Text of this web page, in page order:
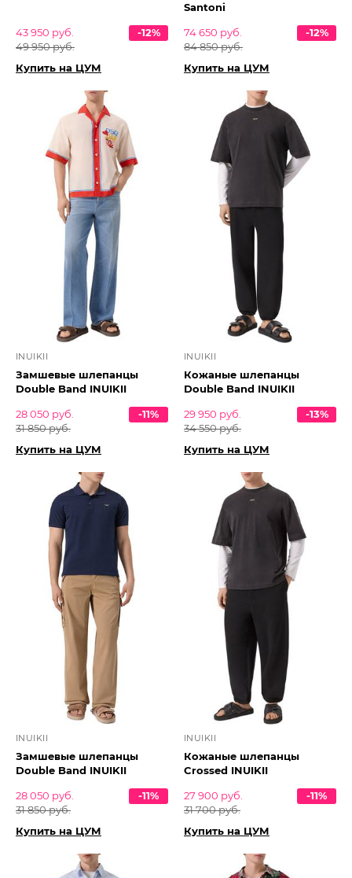
43 950 руб.
49 950 руб.
-12%
Купить на ЦУМ
Santoni
74 650 руб.
84 850 руб.
-12%
Купить на ЦУМ
INUIKII
Замшевые шлепанцы
Double Band INUIKII
28 050 руб.
31 850 руб.
-11%
Купить на ЦУМ
INUIKII
Кожаные шлепанцы
Double Band INUIKII
29 950 руб.
34 550 руб.
-13%
Купить на ЦУМ
INUIKII
Замшевые шлепанцы
Double Band INUIKII
28 050 руб.
31 850 руб.
-11%
Купить на ЦУМ
INUIKII
Кожаные шлепанцы
Crossed INUIKII
27 900 руб.
31 700 руб.
-11%
Купить на ЦУМ